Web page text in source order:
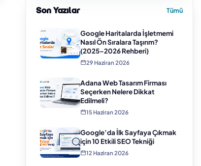
Son Yazılar Tümü
Google Haritalarda İşletmemi
Nasıl Ön Sıralara Taşırım?
(2025–2026 Rehberi)
29 Haziran 2026
Adana Web Tasarım Firması
Seçerken Nelere Dikkat
Edilmeli?
15 Haziran 2026
Google’da İlk Sayfaya Çıkmak
için 10 Etkili SEO Tekniği
12 Haziran 2026